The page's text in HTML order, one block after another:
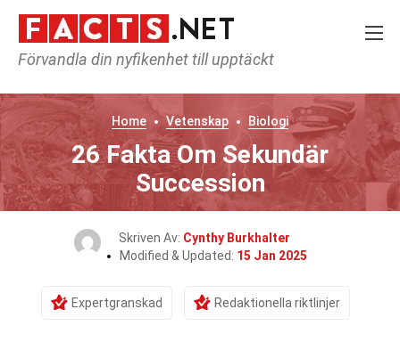
Förvandla din nyfikenhet till upptäckt
Home Vetenskap Biologi
26 Fakta Om Sekundär
Succession
Skriven Av: Cynthy Burkhalter
Modified & Updated: 15 Jan 2025
Expertgranskad Redaktionella riktlinjer